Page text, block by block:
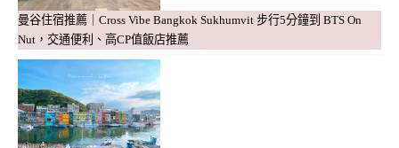
曼谷住宿推薦｜Cross Vibe Bangkok Sukhumvit 步行5分鐘到 BTS On
Nut，交通便利、高CP值飯店推薦